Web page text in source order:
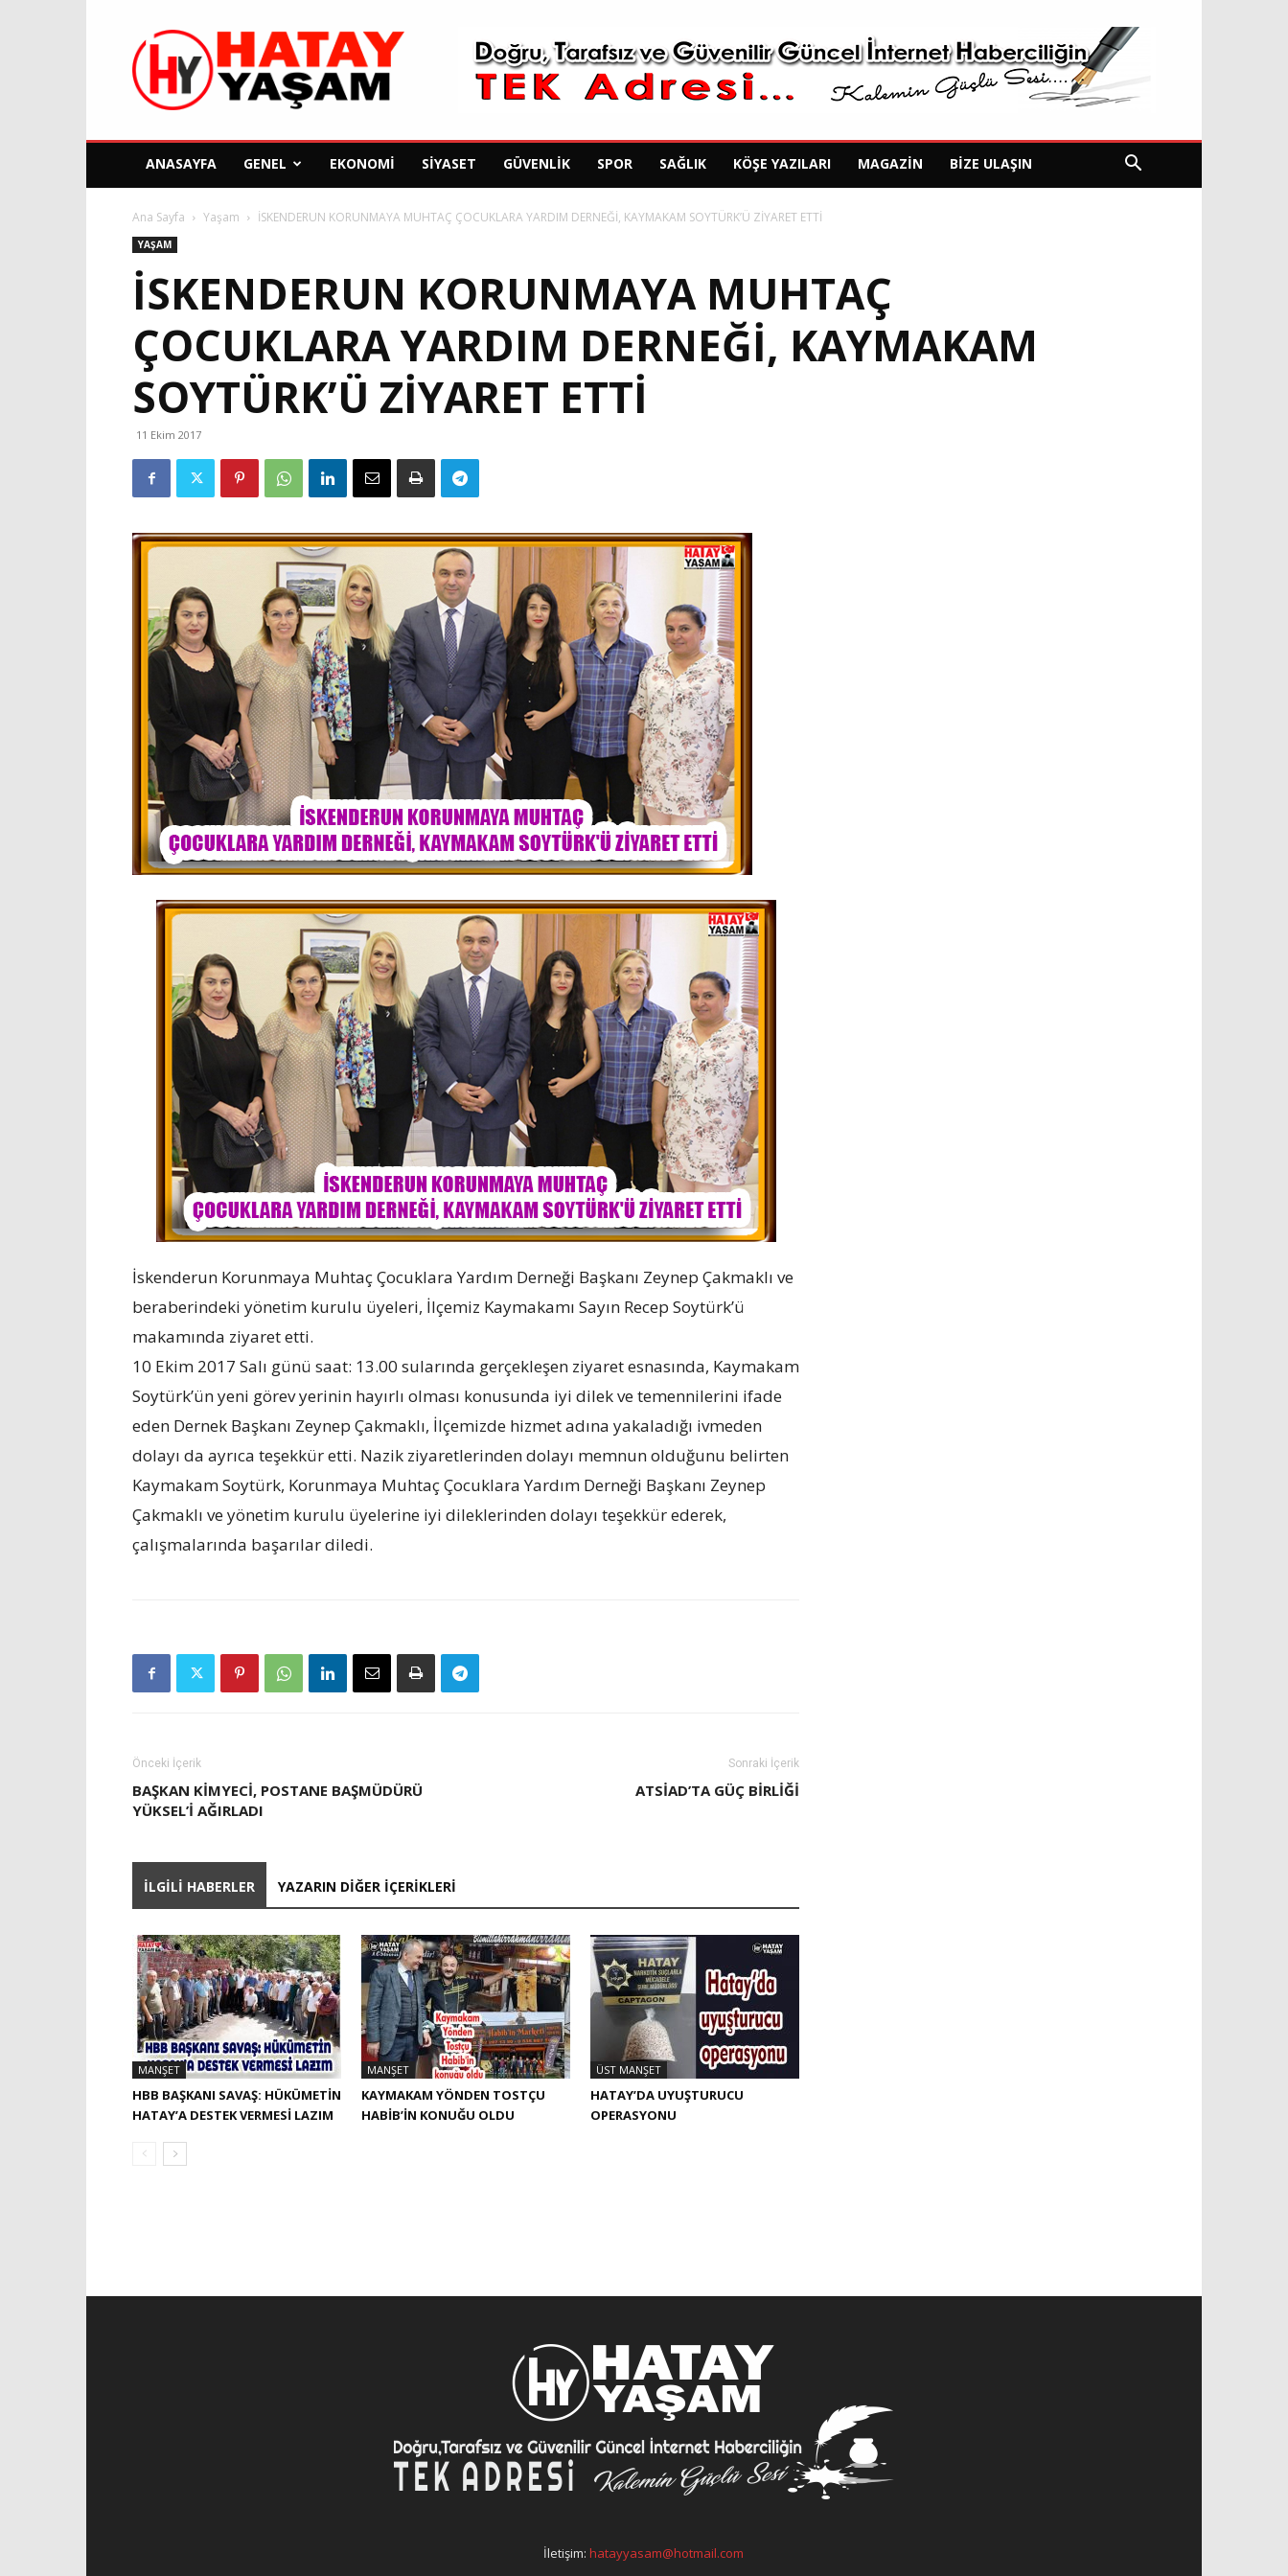
Hatay
Yaşam
Gazetesi
ANASAYFA GENEL EKONOMI SIYASET GÜVENLIK SPOR SAĞLIK KÖŞE YAZILARI MAGAZIN BIZE ULAŞIN
Ana Sayfa Yaşam İSKENDERUN KORUNMAYA MUHTAÇ ÇOCUKLARA YARDIM DERNEĞİ, KAYMAKAM SOYTÜRK’Ü ZİYARET ETTİ
YAŞAM
İSKENDERUN KORUNMAYA MUHTAÇ
ÇOCUKLARA YARDIM DERNEĞİ, KAYMAKAM
SOYTÜRK’Ü ZİYARET ETTİ
11 Ekim 2017
İskenderun Korunmaya Muhtaç Çocuklara Yardım Derneği Başkanı Zeynep Çakmaklı ve
beraberindeki yönetim kurulu üyeleri, İlçemiz Kaymakamı Sayın Recep Soytürk’ü
makamında ziyaret etti.
10 Ekim 2017 Salı günü saat: 13.00 sularında gerçekleşen ziyaret esnasında, Kaymakam
Soytürk’ün yeni görev yerinin hayırlı olması konusunda iyi dilek ve temennilerini ifade
eden Dernek Başkanı Zeynep Çakmaklı, İlçemizde hizmet adına yakaladığı ivmeden
dolayı da ayrıca teşekkür etti. Nazik ziyaretlerinden dolayı memnun olduğunu belirten
Kaymakam Soytürk, Korunmaya Muhtaç Çocuklara Yardım Derneği Başkanı Zeynep
Çakmaklı ve yönetim kurulu üyelerine iyi dileklerinden dolayı teşekkür ederek,
çalışmalarında başarılar diledi.
Önceki İçerik
BAŞKAN KİMYECİ, POSTANE BAŞMÜDÜRÜ
YÜKSEL’İ AĞIRLADI
Sonraki İçerik
ATSIAD’TA GÜÇ BIRLIĞI
İLGILI HABERLER YAZARIN DIĞER İÇERIKLERI
MANŞET
HBB BAŞKANI SAVAŞ: HÜKÜMETİN
HATAY’A DESTEK VERMESİ LAZIM
MANŞET
KAYMAKAM YÖNDEN TOSTÇU
HABIB’IN KONUĞU OLDU
ÜST MANŞET
HATAY’DA UYUŞTURUCU
OPERASYONU
İletişim:hatayyasam@hotmail.com